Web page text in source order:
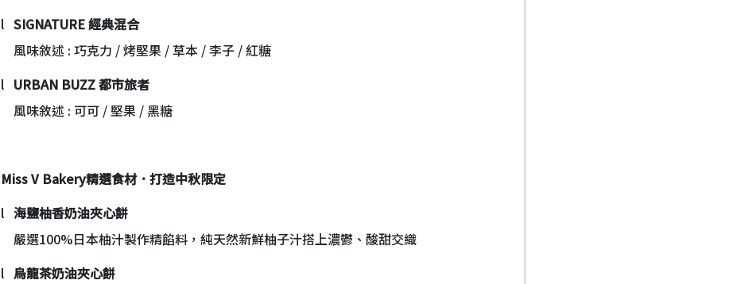
l SIGNATURE經典混合
風味敘述 : 巧克力 / 烤堅果 / 草本 / 李子 / 紅糖
l URBAN BUZZ都市旅者
風味敘述 : 可可 / 堅果 / 黑糖
Miss V Bakery精選食材．打造中秋限定
l 海鹽柚香奶油夾心餅
嚴選100%日本柚汁製作精餡料，純天然新鮮柚子汁搭上濃鬱、酸甜交織
l 烏龍茶奶油夾心餅